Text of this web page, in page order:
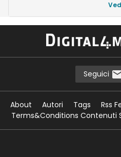
Seguici
About Autori Tags Rss
Terms&Conditions Contenuti